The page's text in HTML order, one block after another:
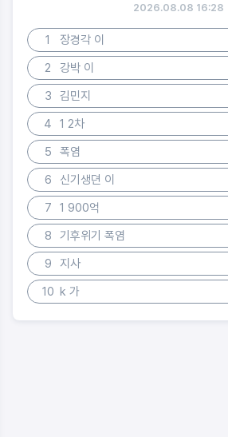
2026.08.08 16:28
1
장경각 이
2
강박 이
3
김민지
4
1 2차
5
폭염
6
신기생뎐 이
7
1 900억
8
기후위기 폭염
9
지사
10 k 가